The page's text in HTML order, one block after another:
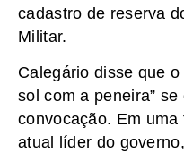
cadastro de reserva
Militar.
Calegário disse que
sol com a peneira”
convocação. Em
atual líder do